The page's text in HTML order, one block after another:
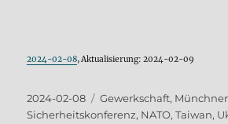
2024-02-08, Aktualisierung: 2024-02-09
Veröffentlicht
am
2024-02-08 Schlagwörter
Gewerkschaft, Münchner
Sicherheitskonferenz, NATO,Taiwan,